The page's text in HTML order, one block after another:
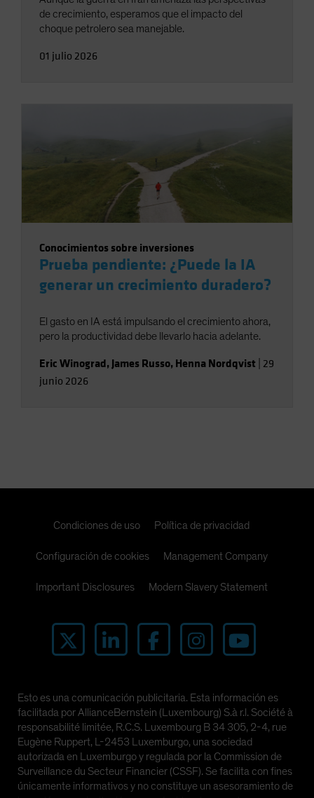
de crecimiento, esperamos que el impacto del
choque petrolero sea manejable.
01 julio 2026
Conocimientos sobre inversiones
Prueba pendiente: ¿Puede la IA
generar un crecimiento duradero?
El gasto en IA está impulsando el crecimiento ahora,
pero la productividad debe llevarlo hacia adelante.
Eric Winograd,James Russo, Henna Nordqvist 29
junio 2026
Condiciones de uso Política de privacidad
Configuración de cookies Management Company
Important Disclosures Modern Slavery Statement
Esto es una comunicación publicitaria. Esta información es
facilitada por AllianceBernstein (Luxembourg) S.à r.l. Société à
responsabilité limitée, R.C.S. Luxembourg B 34 305, 2-4, rue
Eugène Ruppert, L-2453 Luxemburgo, una sociedad
autorizada en Luxemburgo y regulada por la Commission de
Surveillance du Secteur Financier (CSSF). Se facilita con fines
únicamente informativos y no constituye un asesoramiento de